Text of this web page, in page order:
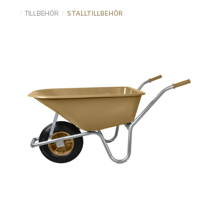
TILLBEHÖR STALLTILLBEHÖR